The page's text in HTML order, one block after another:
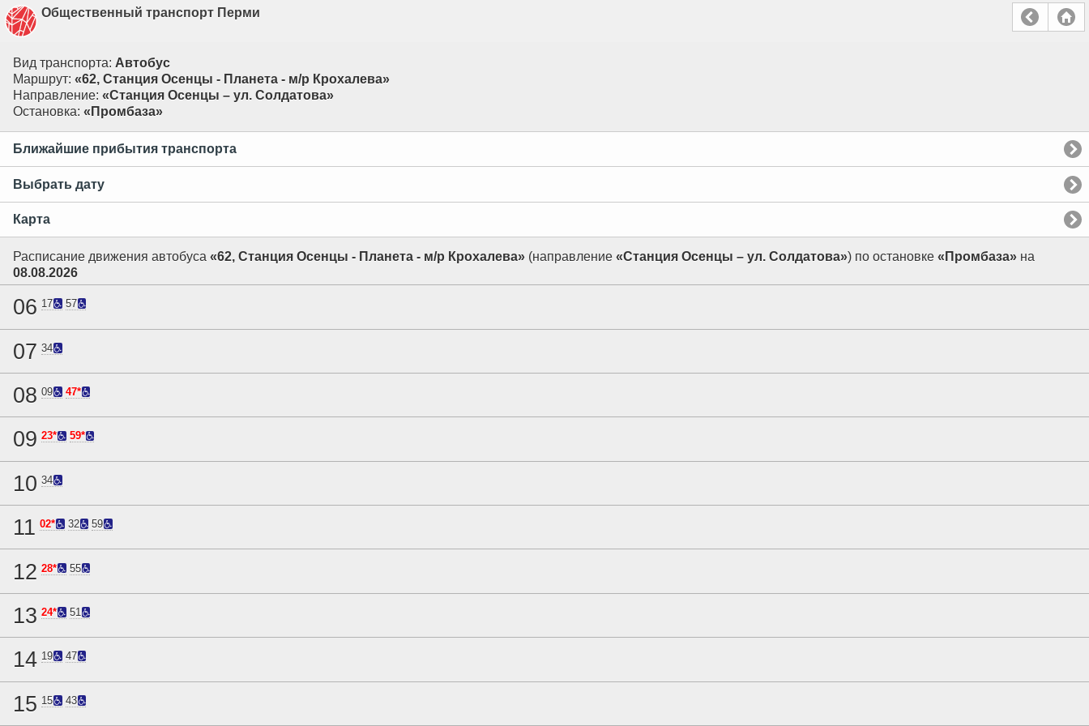
Общественный транспорт Перми
Вид транспорта: Автобус
Маршрут: «62, Станция Осенцы - Планета - м/р Крохалева»
Направление: «Станция Осенцы – ул. Солдатова»
Остановка: «Промбаза»
Ближайшие прибытия транспорта
Выбрать дату
Карта
Расписание движения автобуса «62, Станция Осенцы - Планета - м/р Крохалева» (направление «Станция Осенцы – ул. Солдатова») по остановке «Промбаза» на
08.08.2026
06 17 57
07 34
08 09 47*
09 23* 59*
10 34
11 02* 32 59
12 28* 55
13 24* 51
14 19 47
15 15 43